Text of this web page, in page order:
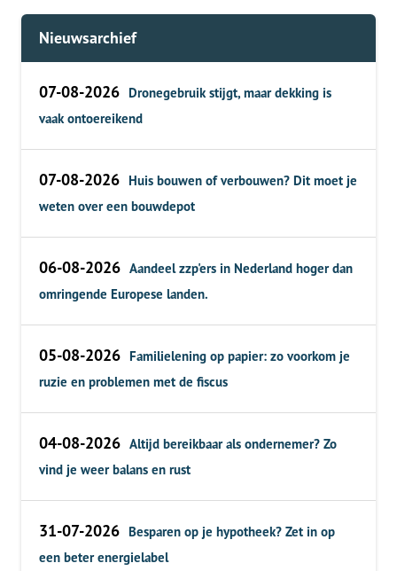
Nieuwsarchief
07-08-2026 Dronegebruik stijgt, maar dekking is
vaak ontoereikend
07-08-2026 Huis bouwen of verbouwen? Dit moet je
weten over een bouwdepot
06-08-2026 Aandeel zzp'ers in Nederland hoger dan
omringende Europese landen.
05-08-2026 Familielening op papier: zo voorkom je
ruzie en problemen met de fiscus
04-08-2026 Altijd bereikbaar als ondernemer? Zo
vind je weer balans en rust
31-07-2026 Besparen op je hypotheek? Zet in op
een beter energielabel